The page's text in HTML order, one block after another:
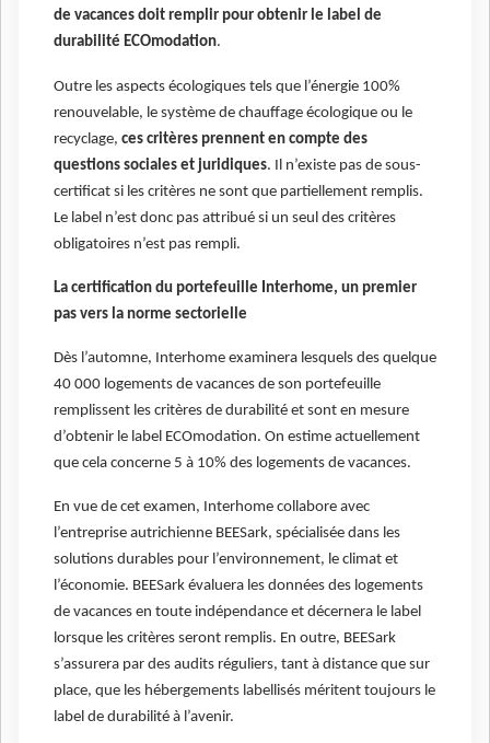
de vacances doit remplir pour obtenir le label de
durabilité ECOmodation.
Outre les aspects écologiques tels que l’énergie 100%
renouvelable, le système de chauffage écologique ou le
recyclage, ces critères prennent en compte des
questions sociales et juridiques. Il n’existe pas de sous-
certificat si les critères ne sont que partiellement remplis.
Le label n’est donc pas attribué si un seul des critères
obligatoires n’est pas rempli.
La certification du portefeuille Interhome, un premier
pas vers la norme sectorielle
Dès l’automne, Interhome examinera lesquels des quelque
40 000 logements de vacances de son portefeuille
remplissent les critères de durabilité et sont en mesure
d’obtenir le label ECOmodation. On estime actuellement
que cela concerne 5 à 10% des logements de vacances.
En vue de cet examen, Interhome collabore avec
l’entreprise autrichienne BEESark, spécialisée dans les
solutions durables pour l’environnement, le climat et
l’économie. BEESark évaluera les données des logements
de vacances en toute indépendance et décernera le label
lorsque les critères seront remplis. En outre, BEESark
s’assurera par des audits réguliers, tant à distance que sur
place, que les hébergements labellisés méritent toujours le
label de durabilité à l’avenir.